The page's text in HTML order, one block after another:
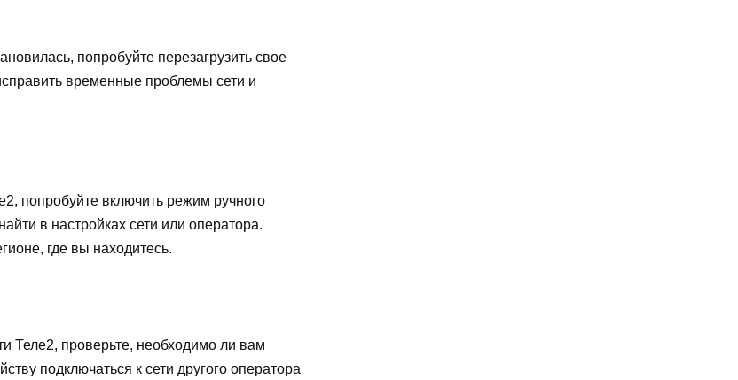
попробуйте перезагрузить свое
временные проблемы сети и
попробуйте включить режим ручного
в настройках сети или оператора.
где вы находитесь.
Теле2, проверьте, необходимо ли вам
подключаться к сети другого оператора